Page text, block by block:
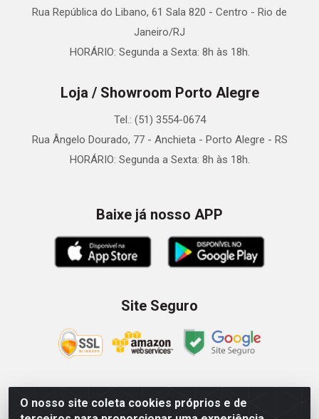
O nosso site coleta cookies próprios e de
Rua República do Libano, 61 Sala 820 - Centro - Rio de
Janeiro/RJ
HORÁRIO: Segunda a Sexta: 8h às 18h.
Loja / Showroom Porto Alegre
Tel.: (51) 3554-0674
Rua Ângelo Dourado, 77 - Anchieta - Porto Alegre - RS
HORÁRIO: Segunda a Sexta: 8h às 18h.
Baixe já nosso APP
Site Seguro
Zein Importação e Comércio LTDA - Av. Senador Queiróz, 274